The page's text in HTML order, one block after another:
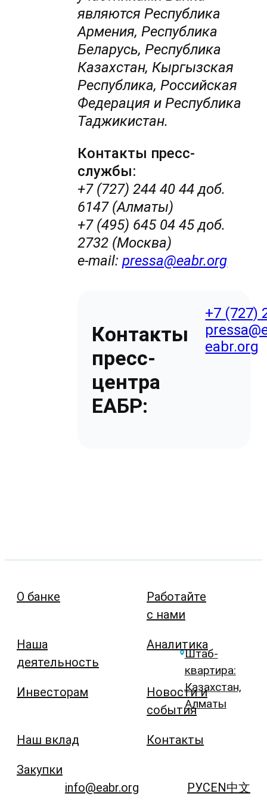
являются Республика
Армения, Республика
Беларусь, Республика
Казахстан, Кыргызская
Республика, Российская
Федерация и Республика
Таджикистан.
Контакты пресс-
службы:
+7 (727) 244 40 44 доб.
6147 (Алматы)
+7 (495) 645 04 45 доб.
2732 (Москва)
e-mail:pressa@eabr.org
Контакты
пресс-
центра
ЕАБР:
+7 (727)
eabr.org
О банке
Наша
деятельность
Инвесторам
Наш вклад
Закупки
Работайте
с нами
Аналитика
Новости и
события
Контакты
Штаб-
квартира:
Казахстан,
Алматы
info@eabr.org РУСEN中文